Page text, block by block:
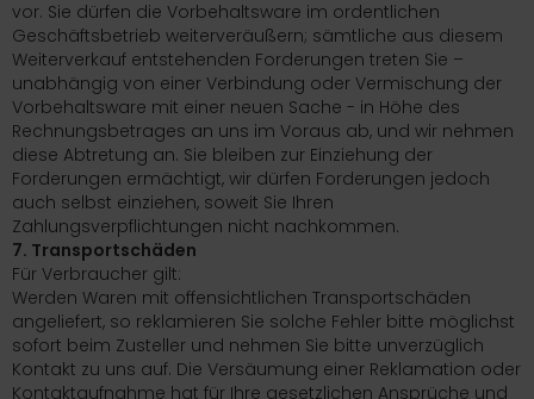
vor. Sie dürfen die Vorbehaltsware im ordentlichen
Geschäftsbetrieb weiterveräußern; sämtliche aus diesem
Weiterverkauf entstehenden Forderungen treten Sie –
unabhängig von einer Verbindung oder Vermischung der
Vorbehaltsware mit einer neuen Sache - in Höhe des
Rechnungsbetrages an uns im Voraus ab, und wir nehmen
diese Abtretung an. Sie bleiben zur Einziehung der
Forderungen ermächtigt, wir dürfen Forderungen jedoch
auch selbst einziehen, soweit Sie Ihren
Zahlungsverpflichtungen nicht nachkommen.
7. Transportschäden
Für Verbraucher gilt:
Werden Waren mit offensichtlichen Transportschäden
angeliefert, so reklamieren Sie solche Fehler bitte möglichst
sofort beim Zusteller und nehmen Sie bitte unverzüglich
Kontakt zu uns auf. Die Versäumung einer Reklamation oder
Kontaktaufnahme hat für Ihre gesetzlichen Ansprüche und